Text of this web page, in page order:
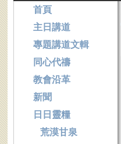
首頁
主日講道
專題講道文輯
同心代禱
教會沿革
新聞
日日靈糧
荒漠甘泉